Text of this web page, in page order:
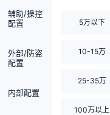
辅助/操控
配置
外部/防盗
配置
内部配置
5万以下
10-15万
25-35万
100万以上